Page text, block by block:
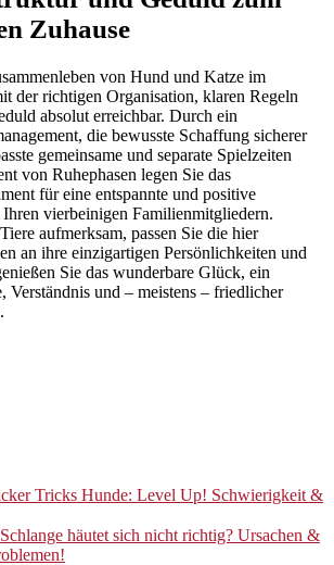
Zuhause
von Hund und Katze im
der richtigen Organisation, klaren Regeln
absolut erreichbar. Durch ein
die bewusste Schaffung sicherer
gemeinsame und separate Spielzeiten
von Ruhephasen legen Sie das
für eine entspannte und positive
vierbeinigen Familienmitgliedern.
aufmerksam, passen Sie die hier
an ihre einzigartigen Persönlichkeiten und
Sie das wunderbare Glück, ein
Verständnis und – meistens – friedlicher
Tricks Hunde: Level Up! Schwierigkeit &
häutet sich nicht richtig? Ursachen &